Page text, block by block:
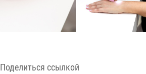
Поделиться ссылкой